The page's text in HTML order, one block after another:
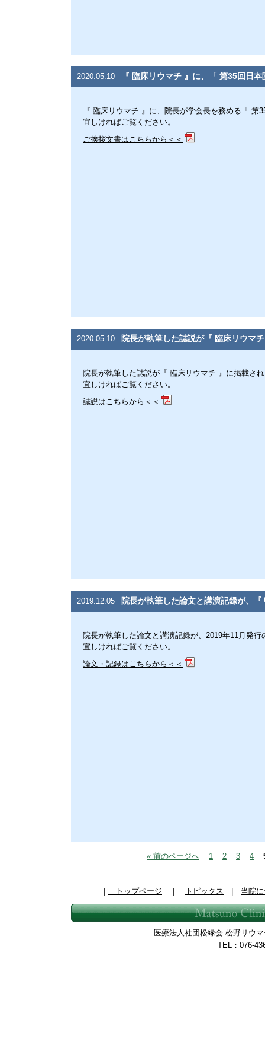
2020.05.10 『 臨床リウマチ 』に、「 第35回日
『 臨床リウマチ 』に、院長が学会長を務める「
宜しければご覧ください。
ご挨拶文書はこちらから＜＜
2020.05.10 院長が執筆した誌説が『 臨床リウマ
院長が執筆した誌説が『 臨床リウマチ 』に掲載さ
宜しければご覧ください。
誌説はこちらから＜＜
2019.12.05 院長が執筆した論文と講演記録が、
院長が執筆した論文と講演記録が、2019年11月発
宜しければご覧ください。
論文・記録はこちらから＜＜
« 前のページへ 1 2 3 4
｜ トップページ ｜ トピックス 当院
医療法人社団松緑会 松野リウ
TEL：076-